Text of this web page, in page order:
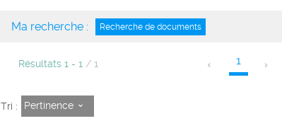
Ma recherche : Recherche de documents
Résultats 1- 1 / 1 1
Tri : Pertinence